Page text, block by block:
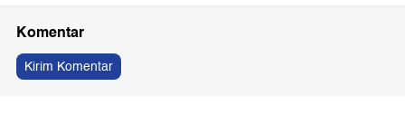
Komentar
Kirim Komentar